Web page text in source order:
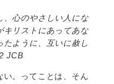
、心のやさしい人にな
キリストにあってあな
たように、互いに赦し
JCB
い。ってことは、そん